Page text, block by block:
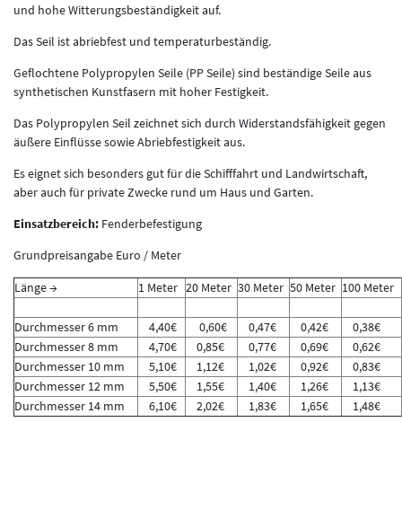
und hohe Witterungsbeständigkeit auf.
Das Seil ist abriebfest und temperaturbeständig.
Geflochtene Polypropylen Seile (PP Seile) sind beständige Seile aus
synthetischen Kunstfasern mit hoher Festigkeit.
Das Polypropylen Seil zeichnet sich durch Widerstandsfähigkeit gegen
äußere Einflüsse sowie Abriebfestigkeit aus.
Es eignet sich besonders gut für die Schifffahrt und Landwirtschaft,
aber auch für private Zwecke rund um Haus und Garten.
Einsatzbereich: Fenderbefestigung
Grundpreisangabe Euro / Meter
Länge →
1 Meter 20 Meter 30 Meter 50 Meter 100 Meter
Durchmesser 6 mm 4,40€ 0,60€ 0,47€ 0,42€
0,38€
Durchmesser 8 mm
4,70€ 0,85€ 0,77€ 0,69€
0,62€
Durchmesser 10 mm
5,10€ 1,12€ 1,02€ 0,92€
0,83€
Durchmesser 12 mm
5,50€ 1,55€ 1,40€ 1,26€
1,13€
Durchmesser 14 mm
6,10€ 2,02€ 1,83€ 1,65€ 1,48€